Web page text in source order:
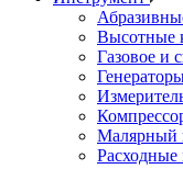
Высотные
Газовое и
Малярный
Расходные